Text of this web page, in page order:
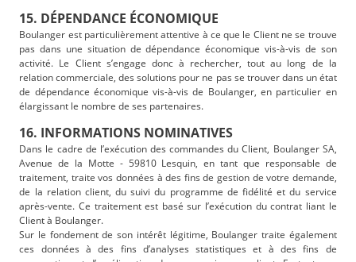
15. DÉPENDANCE ÉCONOMIQUE
Boulanger est particulièrement attentive à ce que le Client ne se trouve
pas dans une situation de dépendance économique vis-à-vis de son
activité. Le Client s’engage donc à rechercher, tout au long de la
relation commerciale, des solutions pour ne pas se trouver dans un état
de dépendance économique vis-à-vis de Boulanger, en particulier en
élargissant le nombre de ses partenaires.
16. INFORMATIONS NOMINATIVES
Dans le cadre de l’exécution des commandes du Client, Boulanger SA,
Avenue de la Motte - 59810 Lesquin, en tant que responsable de
traitement, traite vos données à des fins de gestion de votre demande,
de la relation client, du suivi du programme de fidélité et du service
après-vente. Ce traitement est basé sur l’exécution du contrat liant le
Client à Boulanger.
Sur le fondement de son intérêt légitime, Boulanger traite également
ces données à des fins d’analyses statistiques et à des fins de